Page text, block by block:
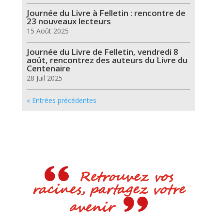
Journée du Livre à Felletin : rencontre de
23 nouveaux lecteurs
15 Août 2025
Journée du Livre de Felletin, vendredi 8
août, rencontrez des auteurs du Livre du
Centenaire
28 Juil 2025
« Entrées précédentes
Retrouvez vos
racines, partagez votre
avenir